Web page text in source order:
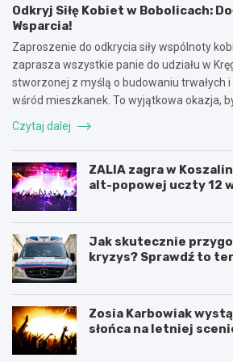
Odkryj Siłę Kobiet w Bobolicach:
Wsparcia!
Zaproszenie do odkrycia siły wspólnoty
zaprasza wszystkie panie do udziału w
stworzonej z myślą o budowaniu trwałych
wśród mieszkanek. To wyjątkowa okazja,
Czytaj dalej
ZALIA zagra w
alt-popowej uczty 12
Jak skutecznie
kryzys? Sprawdź to
Zosia Karbowiak
słońca na letniej